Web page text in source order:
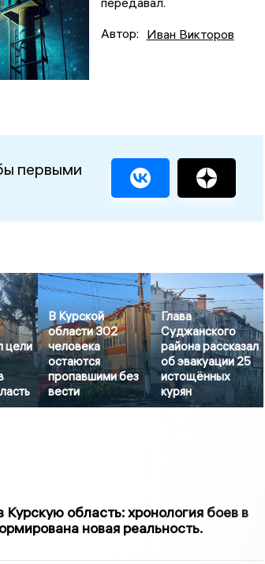
Автор: Иван Викторов
первыми
цели
В Курской
области 302
человека
остаются
пропавшими без
вести
Глава
Суджанского
района рассказал
об эвакуации 25
истощённых
курян
область: хронология боев в
новая реальность.